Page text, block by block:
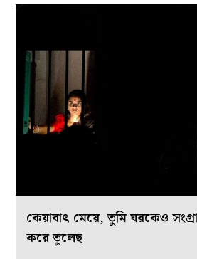
কেয়াবাৎ মেয়ে, তুমি ঘরকেও
করে তুলেছ